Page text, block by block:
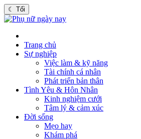
☾ Tối
Trang chủ
Sự nghiệp
Việc làm & kỹ năng
Tài chính cá nhân
Phát triển bản thân
Tình Yêu & Hôn Nhân
Kinh nghiệm cưới
Tâm lý & cảm xúc
Đời sống
Mẹo hay
Khám phá